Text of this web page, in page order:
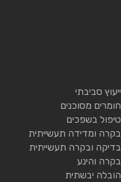
ייעוץ סביבתי
חומרים מסוכנים
טיפול בשפכים
בקרה ומדידה תעשייתית
בדיקה ובקרה תעשייתית
בקרה והינע
הובלה יבשתית